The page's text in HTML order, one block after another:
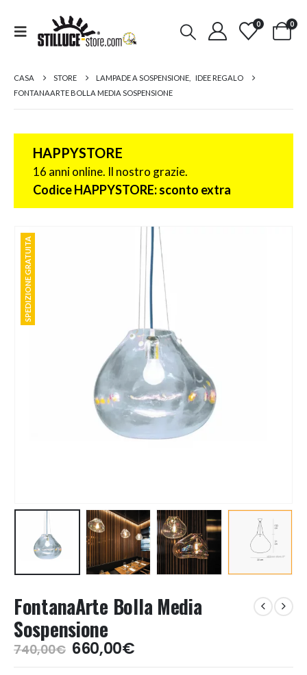
0 0
CASA STORE LAMPADE A SOSPENSIONE
IDEE REGALO
FONTANAARTE BOLLA MEDIA SOSPENSIONE
HAPPYSTORE
16 anni online. Il nostro grazie.
Codice HAPPYSTORE: sconto extra
SPEDIZIONE GRATUITA
SPEDIZIONE GRATUITA
FontanaArte Bolla Media
Sospensione
740,00€ Il
prezzo
660,00€Il
prezzo